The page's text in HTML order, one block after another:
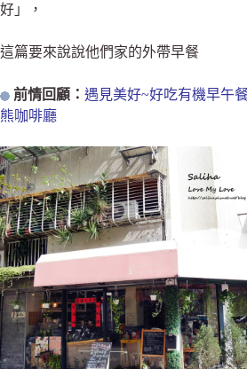
好」，
這篇要來說說他們家的外帶早餐
前情回顧： 遇見美好~好吃有機早午
熊咖啡廳